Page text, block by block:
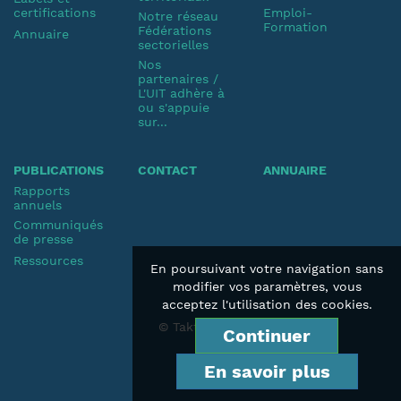
certifications
Annuaire
Notre réseau
Fédérations
sectorielles
Nos
partenaires /
L'UIT adhère à
ou s'appuie
sur...
Emploi-
Formation
PUBLICATIONS
Rapports
annuels
Communiqués
de presse
Ressources
CONTACT ANNUAIRE
© Taktik 2019
En poursuivant votre navigation sans
modifier vos paramètres, vous
acceptez l'utilisation des cookies.
Continuer
En savoir plus